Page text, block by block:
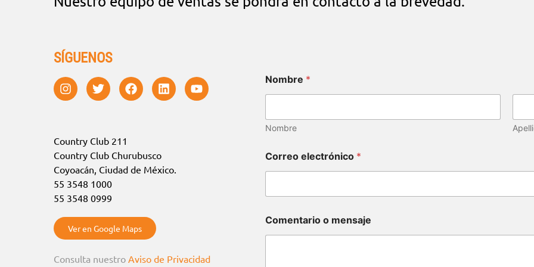
SÍGUENOS
Country Club 211
Country Club Churubusco
Coyoacán, Ciudad de México.
55 3548 1000
55 3548 0999
Ver en Google Maps
Consulta nuestro Aviso de Privacidad
Nombre *
Nombre
Correo electrónico *
Comentario o mensaje